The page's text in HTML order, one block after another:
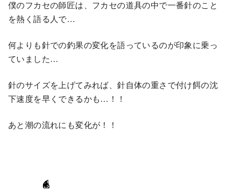
僕のフカセの師匠は、フカセの道具の中で一番針のこと
を熱く語る人で…
何よりも針での釣果の変化を語っているのが印象に乗っ
ていました…
針のサイズを上げてみれば、針自体の重さで付け餌の沈
下速度を早くできるかも…！！
あと潮の流れにも変化が！！